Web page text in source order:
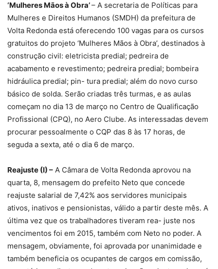
‘Mulheres Mãos à Obra’– A secretaria de Políticas para
Mulheres e Direitos Humanos (SMDH) da prefeitura de
Volta Redonda está oferecendo 100 vagas para os cursos
gratuitos do projeto ‘Mulheres Mãos à Obra’, destinados à
construção civil: eletricista predial; pedreira de
acabamento e revestimento; pedreira predial; bombeira
hidráulica predial; pin- tura predial; além do novo curso
básico de solda. Serão criadas três turmas, e as aulas
começam no dia 13 de março no Centro de Qualificação
Profissional (CPQ), no Aero Clube. As interessadas devem
procurar pessoalmente o CQP das 8 às 17 horas, de
seguda a sexta, até o dia 6 de março.
Reajuste (I) – A Câmara de Volta Redonda aprovou na
quarta, 8, mensagem do prefeito Neto que concede
reajuste salarial de 7,42% aos servidores municipais
ativos, inativos e pensionistas, válido a partir deste mês. A
última vez que os trabalhadores tiveram rea- juste nos
vencimentos foi em 2015, também com Neto no poder. A
mensagem, obviamente, foi aprovada por unanimidade e
também beneficia os ocupantes de cargos em comissão,